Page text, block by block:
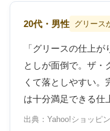
20代・男性 グリース
「グリースの仕上
としが面倒で。ザ・
くて落としやすい。
は十分満足できる仕
出典：Yahoo!ショッピ